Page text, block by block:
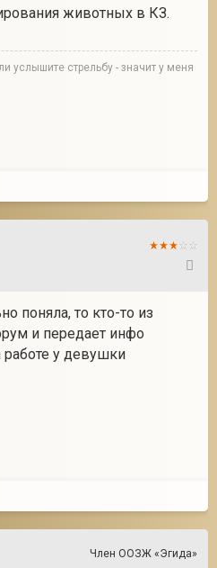
животных в КЗ.
услышите стрельбу - значит у меня
поняла, то кто-то из
и передает инфо
работе у девушки
Член ООЗЖ «Эгида»